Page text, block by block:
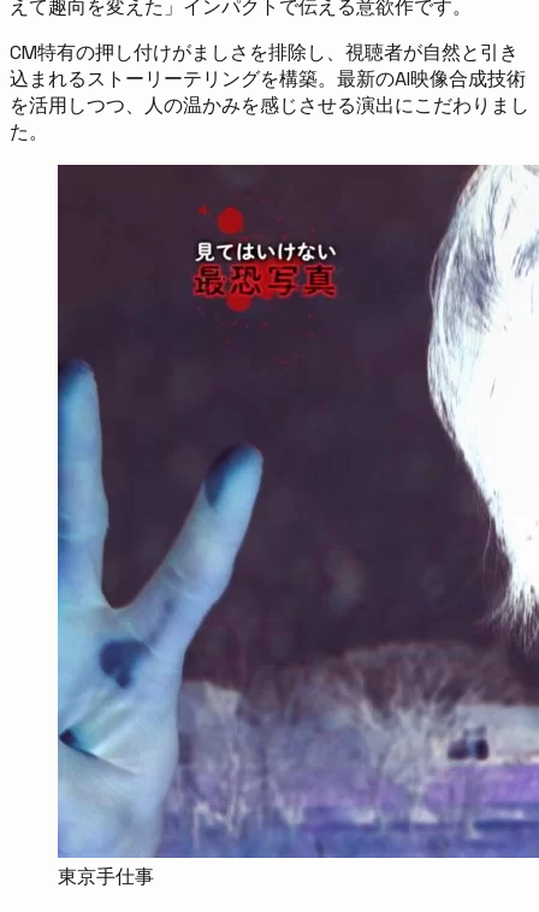
えて趣向を変えた」インパクトで伝える意欲作です。
CM特有の押し付けがましさを排除し、視聴者が自然と引き
込まれるストーリーテリングを構築。最新のAI映像合成技術
を活用しつつ、人の温かみを感じさせる演出にこだわりまし
た。
東京手仕事